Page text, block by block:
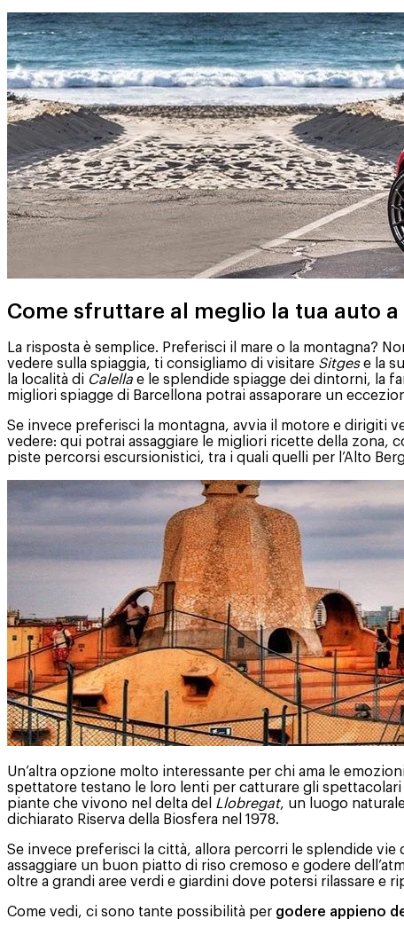
Come sfruttare al meglio la tua auto
La risposta è semplice. Preferisci il mare o la montagna?
vedere sulla spiaggia, ti consigliamo di visitare Sitgese la
la località di Calella e le splendide spiagge dei dintorni, la
migliori spiagge di Barcellona potrai assaporare un
Se invece preferisci la montagna, avvia il motore e dirigiti
vedere: qui potrai assaggiare le migliori ricette della zona,
piste percorsi escursionistici, tra i quali quelli per l’Alto
Un’altra opzione molto interessante per chi ama le
spettatore testano le loro lenti per catturare gli
piante che vivono nel delta del Llobregat, un luogo
dichiarato Riserva della Biosfera nel 1978.
Se invece preferisci la città, allora percorri le splendide
assaggiare un buon piatto di riso cremoso e godere
oltre a grandi aree verdi e giardini dove potersi rilassare e
Come vedi, ci sono tante possibilità per godere appieno